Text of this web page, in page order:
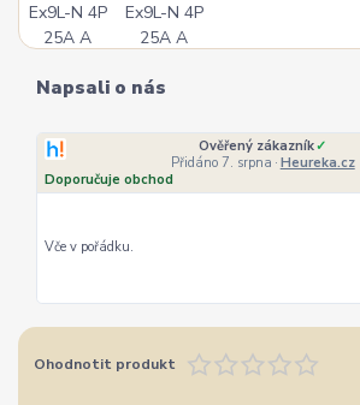
Napsali o nás
Ověřený zákazník✓
Přidáno 7. srpna · Heureka.cz
Doporučuje obchod
Vče v pořádku.
Ohodnotit produkt